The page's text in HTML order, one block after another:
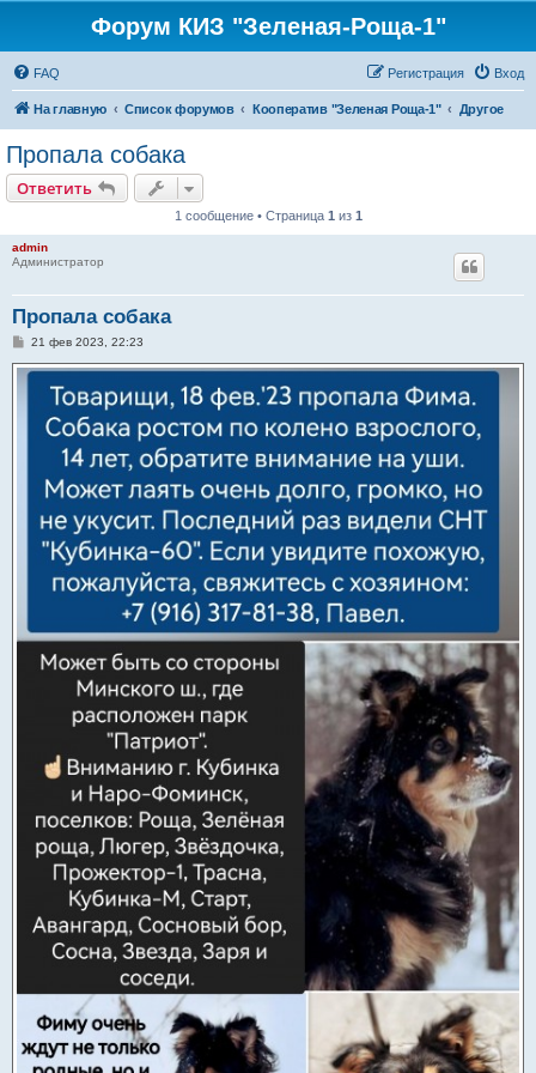
Форум КИЗ "Зеленая-Роща-1"
FAQ Вход
Регистрация
На главную Список форумов Кооператив "Зеленая Роща-1" Другое
Пропала собака
Ответить
1 сообщение • Страница 1 из 1
admin
Администратор
Пропала собака
С
о
21 фев 2023, 22:23